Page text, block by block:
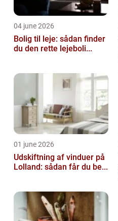
04 june 2026
Bolig til leje: sådan finder
du den rette lejeboli...
01 june 2026
Udskiftning af vinduer på
Lolland: sådan får du be...